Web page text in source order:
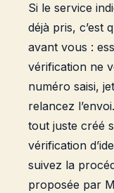
Si le service
déjà pris, c’est
avant vous :
vérification ne
numéro saisi,
relancez
tout juste créé
vérification
suivez la
proposée par